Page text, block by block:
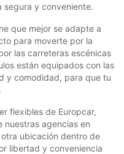
segura y conveniente.
que mejor se adapte a
para moverte por la
las carreteras escénicas
están equipados con las
y comodidad, para que tu
flexibles de Europcar,
nuestras agencias en
ubicación dentro de
libertad y conveniencia